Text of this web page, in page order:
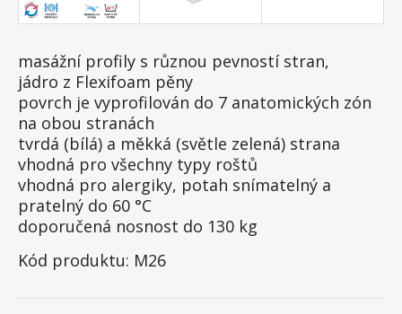
masážní profily s různou pevností stran,
jádro z Flexifoam pěny
povrch je vyprofilován do 7 anatomických zón
na obou stranách
tvrdá (bílá) a měkká (světle zelená) strana
vhodná pro všechny typy roštů
vhodná pro alergiky, potah snímatelný a
pratelný do 60 °C
doporučená nosnost do 130 kg
Kód produktu: M26